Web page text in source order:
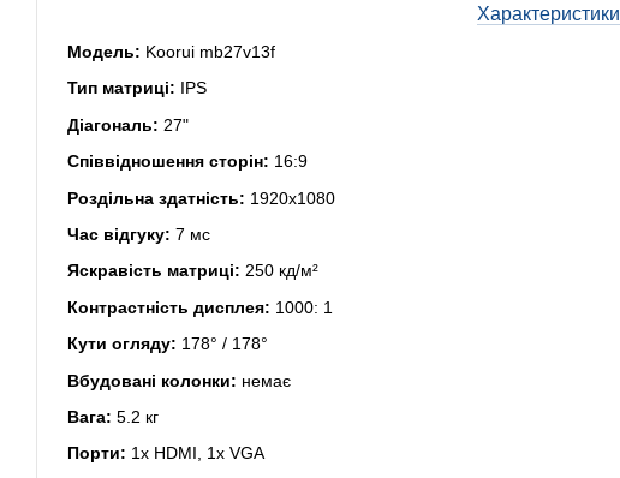
Характеристики
Модель: Koorui mb27v13f
Тип матриці: IPS
Діагональ: 27"
Співвідношення сторін: 16:9
Роздільна здатність: 1920x1080
Час відгуку: 7 мс
Яскравість матриці: 250 кд/м²
Контрастність дисплея: 1000: 1
Кути огляду: 178° / 178°
Вбудовані колонки: немає
Вага: 5.2 кг
Порти: 1x HDMI, 1x VGA